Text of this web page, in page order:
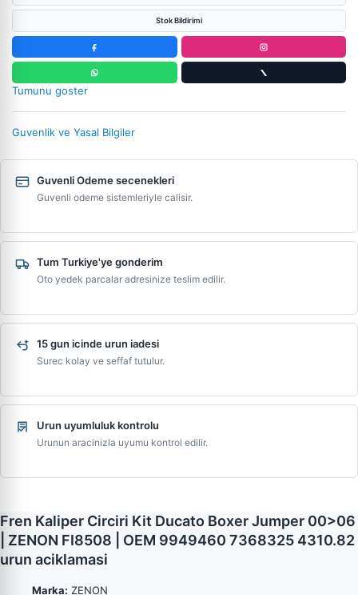
Stok Bildirimi
Tumunu goster
Guvenlik ve Yasal Bilgiler
Guvenli Odeme secenekleri
Guvenli odeme sistemleriyle calisir.
Tum Turkiye'ye gonderim
Oto yedek parcalar adresinize teslim edilir.
15 gun icinde urun iadesi
Surec kolay ve seffaf tutulur.
Urun uyumluluk kontrolu
Urunun aracinizla uyumu kontrol edilir.
Fren Kaliper Circiri Kit Ducato Boxer Jumper 00>06
| ZENON FI8508 | OEM 9949460 7368325 4310.82
urun aciklamasi
Marka: ZENON